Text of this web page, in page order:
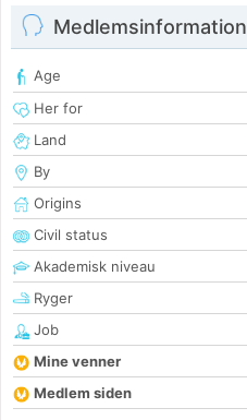
Medlemsinformation
Age
Her for
Land
By
Origins
Civil status
Akademisk niveau
Ryger
Job
Mine venner
Medlem siden